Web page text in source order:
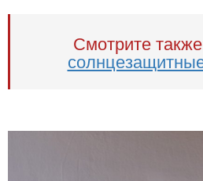
Смотрите